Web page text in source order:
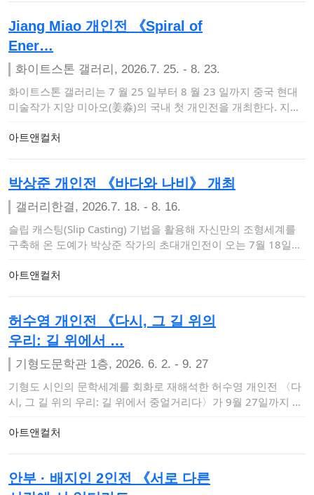
Jiang Miao 개인전 《Spiral of
Ener…
화이트스톤 갤러리, 2026.7. 25. - 8. 23.
화이트스톤 갤러리는 7 월 25 일부터 8 월 23 일까지 중국 현대
미술작가 지앙 미아오(姜淼)의 국내 첫 개인전을 개최한다. 지앙
아트앤컬처
박상준 개인전 《바다와 나비》 개최
갤러리한결, 2026.7. 18. - 8. 16.
슬립 캐스팅(Slip Casting) 기법을 활용해 자신만의 조형세계를
구축해 온 도예가 박상준 작가의 초대개인전이 오는 7월 18일부
아트앤컬처
허수영 개인전 《다시, 그 길 위의
우리: 길 위에서 …
기형도문학관 1층, 2026. 6. 2. - 9. 27
기형도 시인의 문학세계를 회화로 재해석한 허수영 개인전 〈다
시, 그 길 위의 우리: 길 위에서 중얼거리다〉가 9월 27일까지 기
아트앤컬처
안부 · 배지인 2인전 《서로 다른